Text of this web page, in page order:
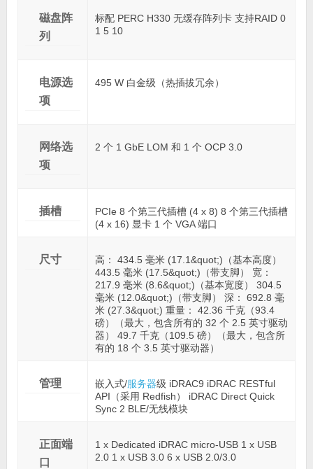
磁盘阵
列
标配 PERC H330 无缓存阵列卡 支持RAID 0
1 5 10
电源选
项
495 W 白金级（热插拔冗余）
网络选
项
2 个 1 GbE LOM 和 1 个 OCP 3.0
插槽
PCIe 8 个第三代插槽 (4 x 8) 8 个第三代插槽
(4 x 16) 显卡 1 个 VGA 端口
尺寸
高： 434.5 毫米 (17.1&quot;)（基本高度）
443.5 毫米 (17.5&quot;)（带支脚） 宽：
217.9 毫米 (8.6&quot;)（基本宽度） 304.5
毫米 (12.0&quot;)（带支脚） 深： 692.8 毫
米 (27.3&quot;) 重量： 42.36 千克（93.4
磅）（最大，包含所有的 32 个 2.5 英寸驱动
器） 49.7 千克（109.5 磅）（最大，包含所
有的 18 个 3.5 英寸驱动器）
管理 嵌入式/服务器级 iDRAC9 iDRAC RESTful
API（采用 Redfish） iDRAC Direct Quick
Sync 2 BLE/无线模块
正面端
口
1 x Dedicated iDRAC micro-USB 1 x USB
2.0 1 x USB 3.0 6 x USB 2.0/3.0